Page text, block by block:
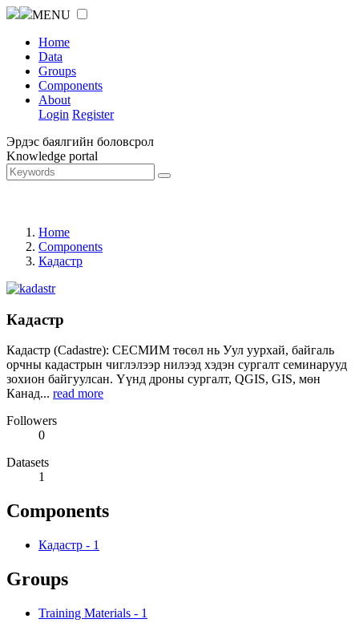
MENU
Home
Data
Groups
Components
About
Login Register
Эрдэс баялгийн боловсрол
Knowledge portal
Home
Components
Кадастр
Кадастр
Кадастр (Cadastre): СЕСМИМ төсөл нь Уул уурхай, байгаль
орчны кадастрын чиглэлээр нилээд хэдэн сургалт семинарууд
зохион байгуулсан. Үүнд дроны сургалт, QGIS, GIS, мөн
Канад... read more
Followers
0
Datasets
1
Components
Кадастр - 1
Groups
Training Materials - 1